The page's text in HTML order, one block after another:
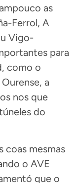
as
Ferrol, A
Vigo-
para
como o
a
nos que
do
coas mesmas
o AVE
que o